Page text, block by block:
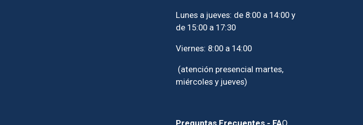
Lunes a jueves: de 8:00 a 14:00 y
de 15:00 a 17:30
Viernes: 8:00 a 14:00
(atención presencial martes,
miércoles y jueves)